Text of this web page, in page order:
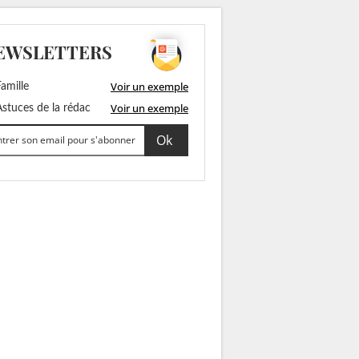
Voir un exemple
de la rédac Voir un exemple